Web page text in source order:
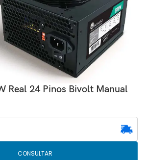
Real 24 Pinos Bivolt Manual
CONSULTAR